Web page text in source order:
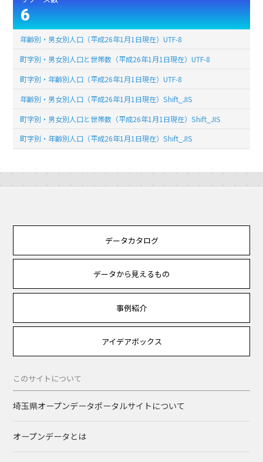
6
年齢別・男女別人口（平成26年1月1日現在）UTF-8
町字別・男女別人口と世帯数（平成26年1月1日現在）UTF-8
町字別・年齢別人口（平成26年1月1日現在）UTF-8
年齢別・男女別人口（平成26年1月1日現在）Shift_JIS
町字別・男女別人口と世帯数（平成26年1月1日現在）Shift_JIS
町字別・年齢別人口（平成26年1月1日現在）Shift_JIS
データカタログ
データから見えるもの
事例紹介
アイデアボックス
このサイトについて
埼玉県オープンデータポータルサイトについて
オープンデータとは